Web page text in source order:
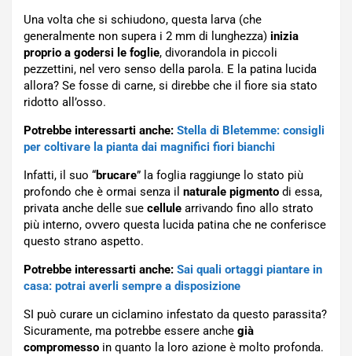
Una volta che si schiudono, questa larva (che
generalmente non supera i 2 mm di lunghezza) inizia
proprio a godersi le foglie, divorandola in piccoli
pezzettini, nel vero senso della parola. E la patina lucida
allora? Se fosse di carne, si direbbe che il fiore sia stato
ridotto all’osso.
Potrebbe interessarti anche: Stella di Bletemme: consigli
per coltivare la pianta dai magnifici fiori bianchi
Infatti, il suo “brucare” la foglia raggiunge lo stato più
profondo che è ormai senza il naturale pigmento di essa,
privata anche delle sue cellule arrivando fino allo strato
più interno, ovvero questa lucida patina che ne conferisce
questo strano aspetto.
Potrebbe interessarti anche: Sai quali ortaggi piantare in
casa: potrai averli sempre a disposizione
SI può curare un ciclamino infestato da questo parassita?
Sicuramente, ma potrebbe essere anche già
compromesso in quanto la loro azione è molto profonda.